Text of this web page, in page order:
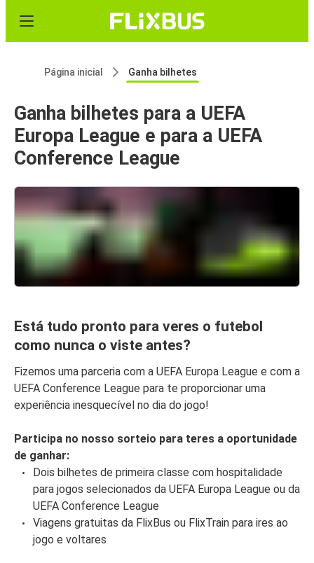
Página inicial Ganha bilhetes
Ganha bilhetes para a UEFA
Europa League e para a UEFA
Conference League
Está tudo pronto para veres o futebol
como nunca o viste antes?
Fizemos uma parceria com a UEFA Europa League e com a
UEFA Conference League para te proporcionar uma
experiência inesquecível no dia do jogo!
Participa no nosso sorteio para teres a oportunidade
de ganhar:
Dois bilhetes de primeira classe com hospitalidade
para jogos selecionados da UEFA Europa League ou da
UEFA Conference League
Viagens gratuitas da FlixBus ou FlixTrain para ires ao
jogo e voltares